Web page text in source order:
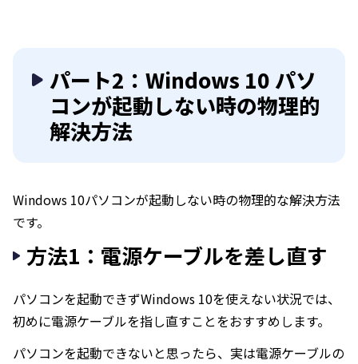
パート2：Windows 10 パソ
コンが起動しない時の物理的
解決方法
Windows 10パソコンが起動しない時の物理的な解決方法
です。
方法1：電源ケーブルを差し直す
パソコンを起動できずWindows 10を使えない状況では、
初めに電源ケーブルを指し直すことをおすすめします。
パソコンを起動できないと思ったら、実は電源ケーブルの